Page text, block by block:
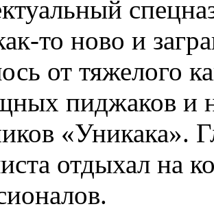
то ново и
от тяжелого
пиджаков и
«Уникака».
отдыхал на